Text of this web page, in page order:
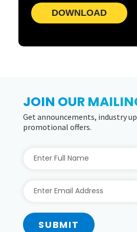
DOWNLOAD
JOIN OUR
Get announcements, industry
promotional offers.
SUBMIT